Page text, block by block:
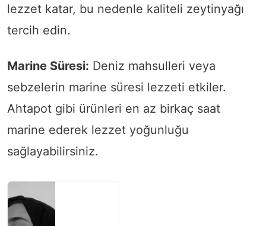
lezzet katar, bu nedenle kaliteli zeytinyağı
tercih edin.
Marine Süresi: Deniz mahsulleri veya
sebzelerin marine süresi lezzeti etkiler.
Ahtapot gibi ürünleri en az birkaç saat
marine ederek lezzet yoğunluğu
sağlayabilirsiniz.